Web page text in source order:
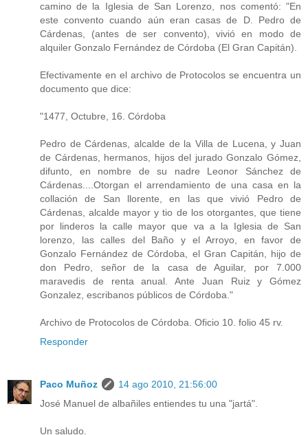
camino de la Iglesia de San Lorenzo, nos comentó: "En
este convento cuando aún eran casas de D. Pedro de
Cárdenas, (antes de ser convento), vivió en modo de
alquiler Gonzalo Fernández de Córdoba (El Gran Capitán).
Efectivamente en el archivo de Protocolos se encuentra un
documento que dice:
"1477, Octubre, 16. Córdoba
Pedro de Cárdenas, alcalde de la Villa de Lucena, y Juan
de Cárdenas, hermanos, hijos del jurado Gonzalo Gómez,
difunto, en nombre de su nadre Leonor Sánchez de
Cárdenas....Otorgan el arrendamiento de una casa en la
collación de San llorente, en las que vivió Pedro de
Cárdenas, alcalde mayor y tio de los otorgantes, que tiene
por linderos la calle mayor que va a la Iglesia de San
lorenzo, las calles del Baño y el Arroyo, en favor de
Gonzalo Fernández de Córdoba, el Gran Capitán, hijo de
don Pedro, señor de la casa de Aguilar, por 7.000
maravedis de renta anual. Ante Juan Ruiz y Gómez
Gonzalez, escribanos públicos de Córdoba."
Archivo de Protocolos de Córdoba. Oficio 10. folio 45 rv.
Responder
Paco Muñoz
14 ago 2010, 21:56:00
José Manuel de albañiles entiendes tu una "jartá".
Un saludo.